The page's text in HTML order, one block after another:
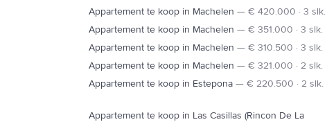
Appartement te koop in Machelen — € 420.000 · 3 slk.
Appartement te koop in Machelen — € 351.000 · 3 slk.
Appartement te koop in Machelen — € 310.500 · 3 slk.
Appartement te koop in Machelen — € 321.000 · 2 slk.
Appartement te koop in Estepona — € 220.500 · 2 slk.
Appartement te koop in Las Casillas (Rincon De La